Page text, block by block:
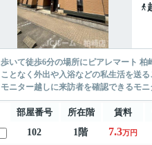
歩いて徒歩6分の場所にピアレマート
ことなく外出や入浴などの私生活を送
モニター越しに来訪者を確認できるモ
部屋番号 所在階 賃料
102
1階 7.3万円